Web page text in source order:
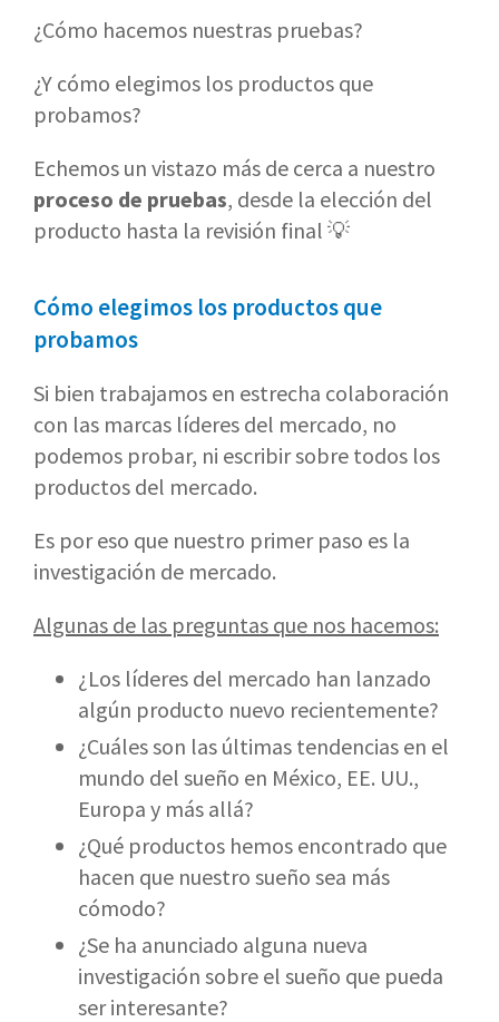
¿Cómo hacemos nuestras pruebas?
¿Y cómo elegimos los productos que
probamos?
Echemos un vistazo más de cerca a nuestro
proceso de pruebas, desde la elección del
producto hasta la revisión final 💡
Cómo elegimos los productos que
probamos
Si bien trabajamos en estrecha colaboración
con las marcas líderes del mercado, no
podemos probar, ni escribir sobre todos los
productos del mercado.
Es por eso que nuestro primer paso es la
investigación de mercado.
Algunas de las preguntas que nos hacemos:
¿Los líderes del mercado han lanzado
algún producto nuevo recientemente?
¿Cuáles son las últimas tendencias en el
mundo del sueño en México, EE. UU.,
Europa y más allá?
¿Qué productos hemos encontrado que
hacen que nuestro sueño sea más
cómodo?
¿Se ha anunciado alguna nueva
investigación sobre el sueño que pueda
ser interesante?